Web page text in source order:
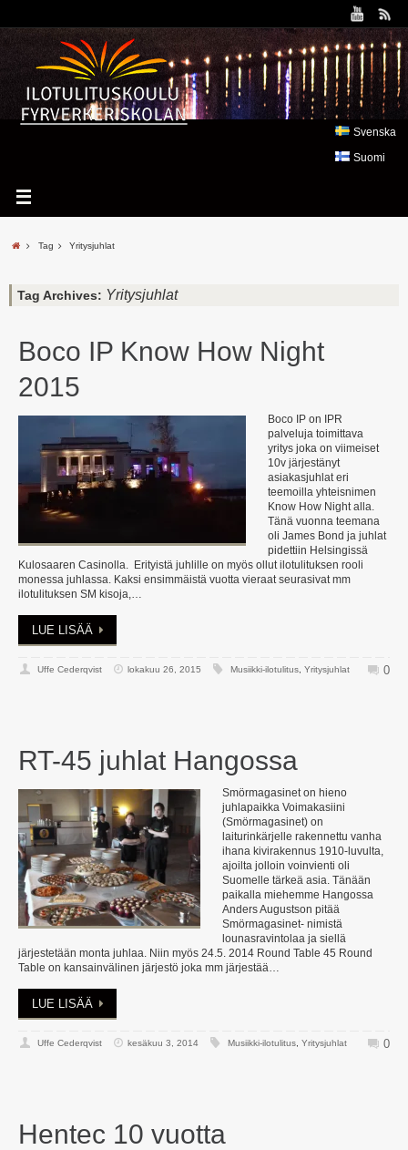
Svenska
Suomi
Tag Yritysjuhlat
Tag Archives: Yritysjuhlat
Boco IP Know How Night
2015
Boco IP on IPR
palveluja toimittava
yritys joka on viimeiset
10v järjestänyt
asiakasjuhlat eri
teemoilla yhteisnimen
Know How Night alla.
Tänä vuonna teemana
oli James Bond ja juhlat
pidettiin Helsingissä
Kulosaaren Casinolla. Erityistä juhlille on myös ollut ilotulituksen rooli
monessa juhlassa. Kaksi ensimmäistä vuotta vieraat seurasivat mm
ilotulituksen SM kisoja,…
LUE LISÄÄ
Uffe Cederqvist lokakuu 26, 2015 Musiikki-ilotulitus, Yritysjuhlat 0
RT-45 juhlat Hangossa
Smörmagasinet on hieno
juhlapaikka Voimakasiini
(Smörmagasinet) on
laiturinkärjelle rakennettu vanha
ihana kivirakennus 1910-luvulta,
ajoilta jolloin voinvienti oli
Suomelle tärkeä asia. Tänään
paikalla miehemme Hangossa
Anders Augustson pitää
Smörmagasinet- nimistä
lounasravintolaa ja siellä
järjestetään monta juhlaa. Niin myös 24.5. 2014 Round Table 45 Round
Table on kansainvälinen järjestö joka mm järjestää…
LUE LISÄÄ
Uffe Cederqvist kesäkuu 3, 2014 Musiikki-ilotulitus, Yritysjuhlat 0
Hentec 10 vuotta